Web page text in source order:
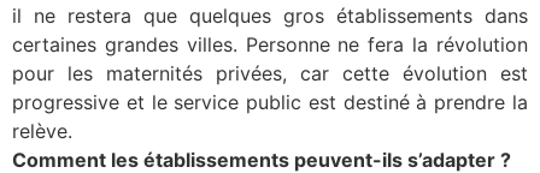
il ne restera que quelques gros établissements dans
certaines grandes villes. Personne ne fera la révolution
pour les maternités privées, car cette évolution est
progressive et le service public est destiné à prendre la
relève.
Comment les établissements peuvent-ils s’adapter ?